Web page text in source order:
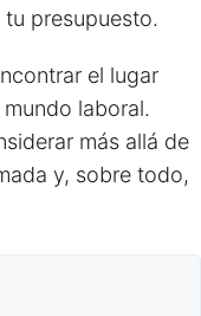
presupuesto.
el lugar
laboral.
más allá de
y, sobre todo,